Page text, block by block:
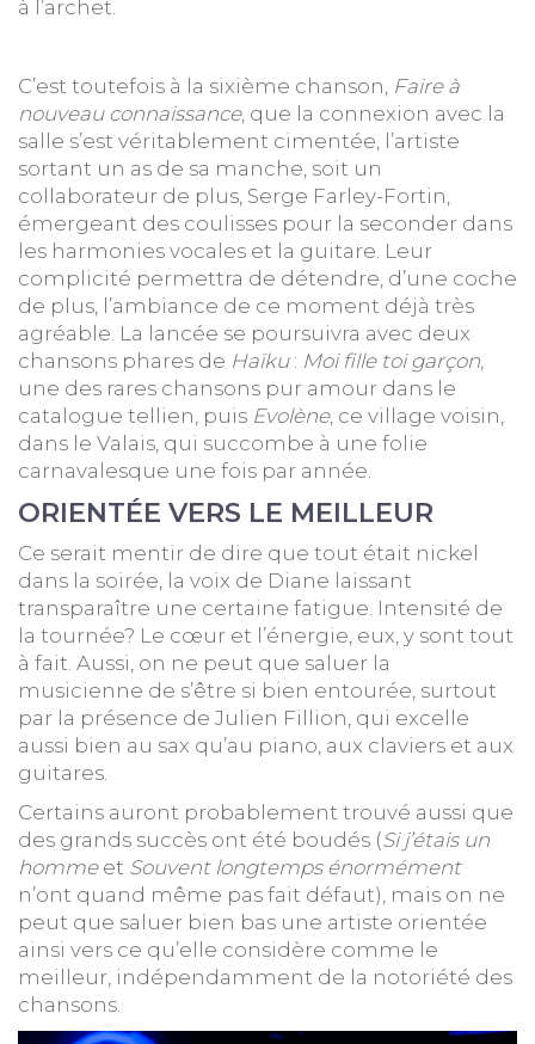
à l’archet.
C’est toutefois à la sixième chanson, Faire à
nouveau connaissance, que la connexion avec la
salle s’est véritablement cimentée, l’artiste
sortant un as de sa manche, soit un
collaborateur de plus, Serge Farley-Fortin,
émergeant des coulisses pour la seconder dans
les harmonies vocales et la guitare. Leur
complicité permettra de détendre, d’une coche
de plus, l’ambiance de ce moment déjà très
agréable. La lancée se poursuivra avec deux
chansons phares de Haïku: Moi fille toi garçon
une des rares chansons pur amour dans le
catalogue tellien, puis Evolène, ce village voisin,
dans le Valais, qui succombe à une folie
carnavalesque une fois par année.
ORIENTÉE VERS LE MEILLEUR
Ce serait mentir de dire que tout était nickel
dans la soirée, la voix de Diane laissant
transparaître une certaine fatigue. Intensité de
la tournée? Le cœur et l’énergie, eux, y sont tout
à fait. Aussi, on ne peut que saluer la
musicienne de s’être si bien entourée, surtout
par la présence de Julien Fillion, qui excelle
aussi bien au sax qu’au piano, aux claviers et aux
guitares.
Certains auront probablement trouvé aussi que
des grands succès ont été boudés (Si j’étais un
hommeet Souvent longtemps énormément
n’ont quand même pas fait défaut), mais on ne
peut que saluer bien bas une artiste orientée
ainsi vers ce qu’elle considère comme le
meilleur, indépendamment de la notoriété des
chansons.